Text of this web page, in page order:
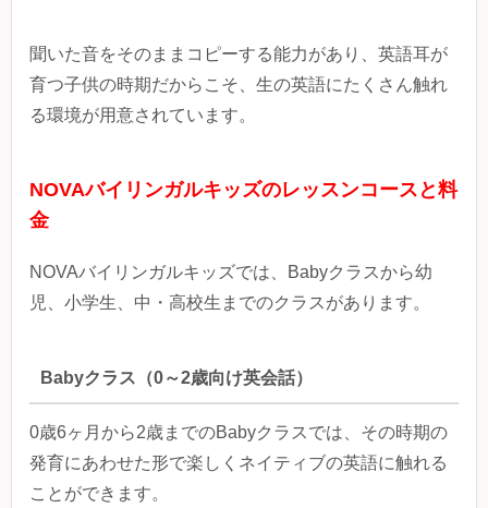
聞いた音をそのままコピーする能力があり、英語耳が
育つ子供の時期だからこそ、生の英語にたくさん触れ
る環境が用意されています。
NOVAバイリンガルキッズのレッスンコースと料
金
NOVAバイリンガルキッズでは、Babyクラスから幼
児、小学生、中・高校生までのクラスがあります。
Babyクラス（0～2歳向け英会話）
0歳6ヶ月から2歳までのBabyクラスでは、その時期の
発育にあわせた形で楽しくネイティブの英語に触れる
ことができます。